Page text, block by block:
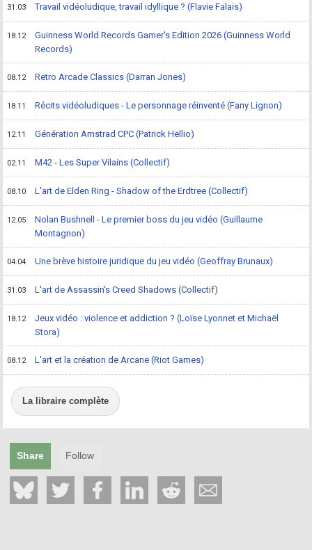
31.03 Travail vidéoludique, travail idyllique ? (Flavie Falais)
18.12
Guinness World Records Gamer's Edition 2026 (Guinness World
Records)
08.12 Retro Arcade Classics (Darran Jones)
18.11 Récits vidéoludiques - Le personnage réinventé (Fany Lignon)
12.11 Génération Amstrad CPC (Patrick Hellio)
02.11 M42 - Les Super Vilains (Collectif)
08.10 L'art de Elden Ring - Shadow of the Erdtree (Collectif)
12.05
Nolan Bushnell - Le premier boss du jeu vidéo (Guillaume
Montagnon)
04.04 Une brève histoire juridique du jeu vidéo (Geoffray Brunaux)
31.03 L'art de Assassin's Creed Shadows (Collectif)
18.12
Jeux vidéo : violence et addiction ? (Loïse Lyonnet et Michaël
Stora)
08.12 L'art et la création de Arcane (Riot Games)
La libraire complète
Share Follow